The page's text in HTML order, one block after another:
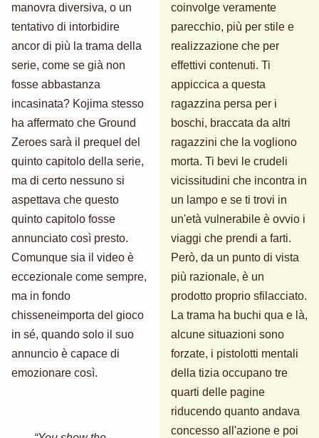
manovra diversiva, o un
tentativo di intorbidire
ancor di più la trama della
serie, come se già non
fosse abbastanza
incasinata? Kojima stesso
ha affermato che Ground
Zeroes sarà il prequel del
quinto capitolo della serie,
ma di certo nessuno si
aspettava che questo
quinto capitolo fosse
annunciato così presto.
Comunque sia il video è
eccezionale come sempre,
ma in fondo
chisseneimporta del gioco
in sé, quando solo il suo
annuncio è capace di
emozionare così.
coinvolge veramente
parecchio, più per stile e
realizzazione che per
effettivi contenuti. Ti
appiccica a questa
ragazzina persa per i
boschi, braccata da altri
ragazzini che la vogliono
morta. Ti bevi le crudeli
vicissitudini che incontra in
un lampo e se ti trovi in
un'età vulnerabile è ovvio i
viaggi che prendi a farti.
Però, da un punto di vista
più razionale, è un
prodotto proprio sfilacciato.
La trama ha buchi qua e là,
alcune situazioni sono
forzate, i pistolotti mentali
della tizia occupano tre
quarti delle pagine
riducendo quanto andava
concesso all'azione e poi